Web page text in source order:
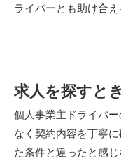
ライバーとも助け合
求人を探すと
個人事業主ドライバ
なく契約内容を丁寧
た条件と違ったと感